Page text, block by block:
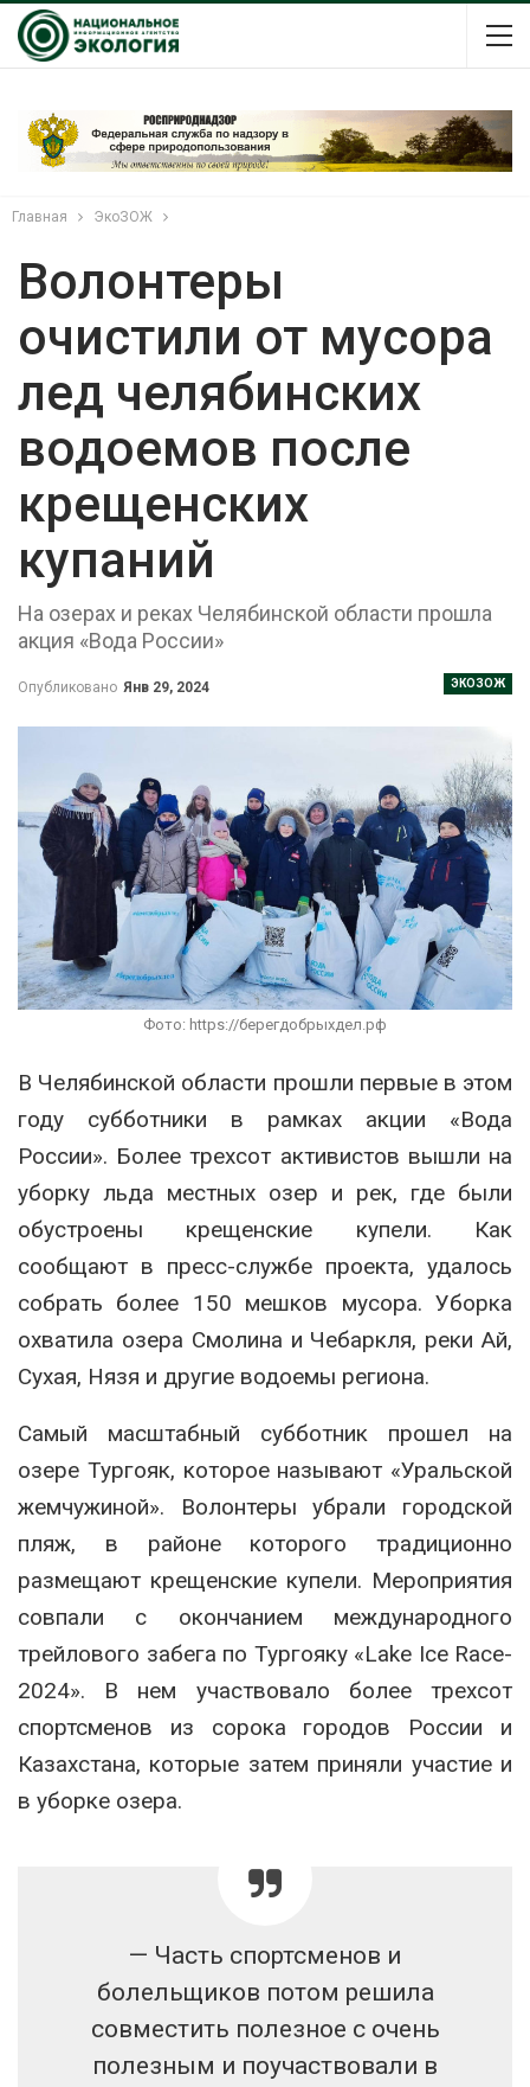
Главная ЭкоЗОЖ
Волонтеры
очистили от мусора
лед челябинских
водоемов после
крещенских
купаний
На озерах и реках Челябинской области прошла
акция «Вода России»
ЭКОЗОЖ
Опубликовано Янв 29, 2024
Фото: https://берегдобрыхдел.рф
В Челябинской области прошли первые в этом
году субботники в рамках акции «Вода
России». Более трехсот активистов вышли на
уборку льда местных озер и рек, где были
обустроены крещенские купели. Как
сообщают в пресс-службе проекта, удалось
собрать более 150 мешков мусора. Уборка
охватила озера Смолина и Чебаркля, реки Ай,
Сухая, Нязя и другие водоемы региона.
Самый масштабный субботник прошел на
озере Тургояк, которое называют «Уральской
жемчужиной». Волонтеры убрали городской
пляж, в районе которого традиционно
размещают крещенские купели. Мероприятия
совпали с окончанием международного
трейлового забега по Тургояку «Lake Ice Race-
2024». В нем участвовало более трехсот
спортсменов из сорока городов России и
Казахстана, которые затем приняли участие и
в уборке озера.
— Часть спортсменов и
болельщиков потом решила
совместить полезное с очень
полезным и поучаствовали в